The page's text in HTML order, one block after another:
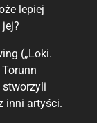
lepiej
(„Loki.
stworzyli
inni artyści.